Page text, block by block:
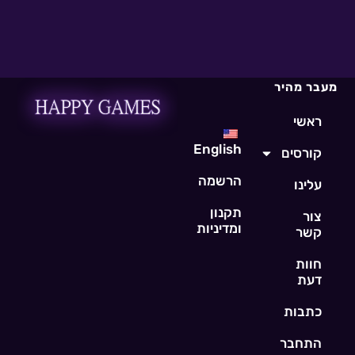
מעבר מהיר
ראשי
קורסים
עלינו
צור
קשר
חוות
דעת
כתבות
התחבר
English
הרשמה
תקנון
ומדיניות